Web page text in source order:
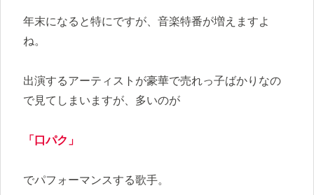
年末になると特にですが、音楽特番が増えますよ
ね。
出演するアーティストが豪華で売れっ子ばかりなの
で見てしまいますが、多いのが
「口パク」
でパフォーマンスする歌手。